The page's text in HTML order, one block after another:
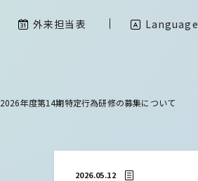
2026年度第14期特定行為研修の募集について
2026.05.12
外来担当表 Language